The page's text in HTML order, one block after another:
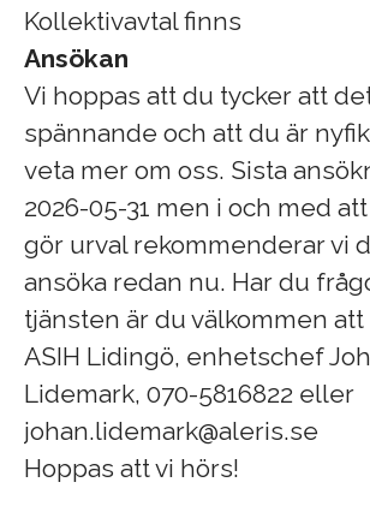
Kollektivavtal finns
Ansökan
Vi hoppas att du tycker att
spännande och att du är
veta mer om oss. Sista
2026-05-31 men i och med
gör urval rekommenderar vi
ansöka redan nu. Har du
tjänsten är du välkommen att
ASIH Lidingö, enhetschef
Lidemark, 070-5816822 eller
johan.lidemark@aleris.se
Hoppas att vi hörs!